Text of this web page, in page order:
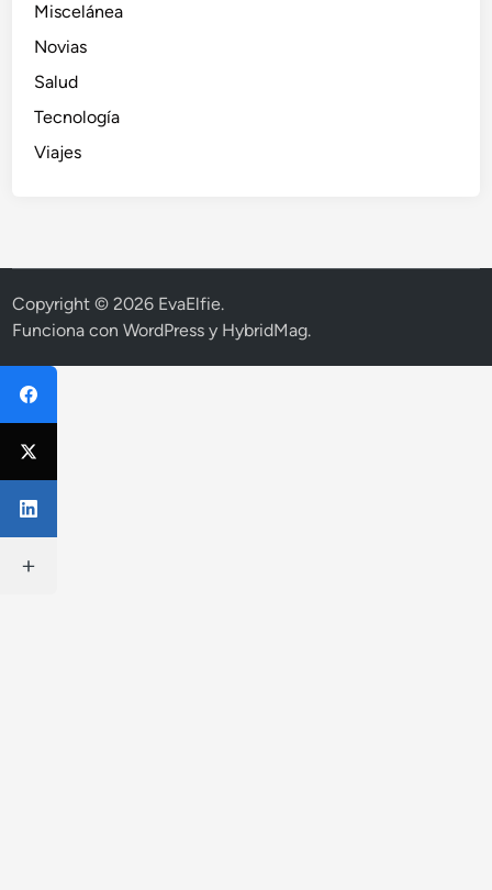
Miscelánea
Novias
Salud
Tecnología
Viajes
Copyright © 2026 EvaElfie.
Funciona conWordPress y HybridMag.